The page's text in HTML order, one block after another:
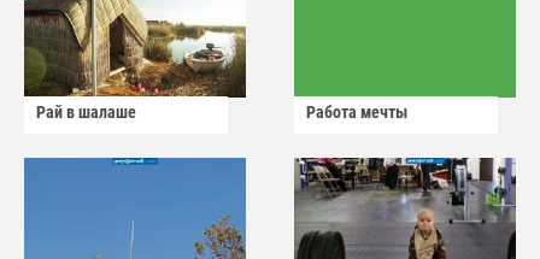
Рай в шалаше Работа мечты